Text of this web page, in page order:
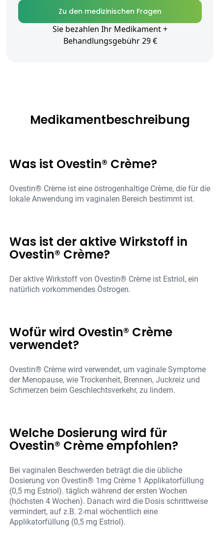
Zu den medizinischen Fragen
Sie bezahlen Ihr Medikament +
Behandlungsgebühr 29 €
Medikamentbeschreibung
Was ist Ovestin® Crème?
Ovestin® Crème ist eine östrogenhaltige Crème, die für die
lokale Anwendung im vaginalen Bereich bestimmt ist.
Was ist der aktive Wirkstoff in
Ovestin® Crème?
Der aktive Wirkstoff von Ovestin® Crème ist Estriol, ein
natürlich vorkommendes Östrogen.
Wofür wird Ovestin® Crème
verwendet?
Ovestin® Crème wird verwendet, um vaginale Symptome
der Menopause, wie Trockenheit, Brennen, Juckreiz und
Schmerzen beim Geschlechtsverkehr, zu lindern.
Welche Dosierung wird für
Ovestin® Crème empfohlen?
Bei vaginalen Beschwerden beträgt die die übliche
Dosierung von Ovestin® 1mg Crème 1 Applikatorfüllung
(0,5 mg Estriol). täglich während der ersten Wochen
(höchsten 4 Wochen). Danach wird die Dosis schrittweise
vermindert, auf z.B. 2-mal wöchentlich eine
Applikatorfüllung (0,5 mg Estriol).